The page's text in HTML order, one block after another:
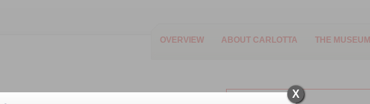
OVERVIEW ABOUT CARLOTTA THE MUSEUM
X